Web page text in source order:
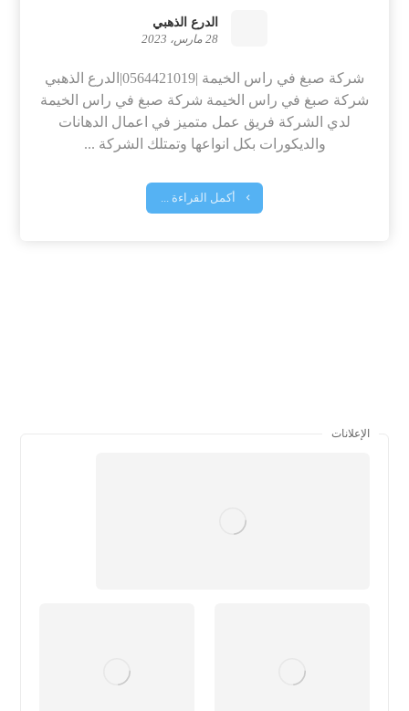
الدرع الذهبي
28 مارس، 2023
شركة صبغ في راس الخيمة |0564421019|الدرع الذهبي
شركة صبغ في راس الخيمة شركة صبغ في راس الخيمة
لدي الشركة فريق عمل متميز في اعمال الدهانات
والديكورات بكل انواعها وتمتلك الشركة ...
أكمل القراءة ...
الإعلانات